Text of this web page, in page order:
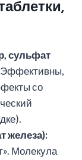
сульфат
Эффективны,
со
железа):
Молекула